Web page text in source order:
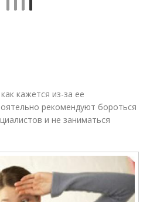
кажется из-за ее
рекомендуют бороться
и не заниматься